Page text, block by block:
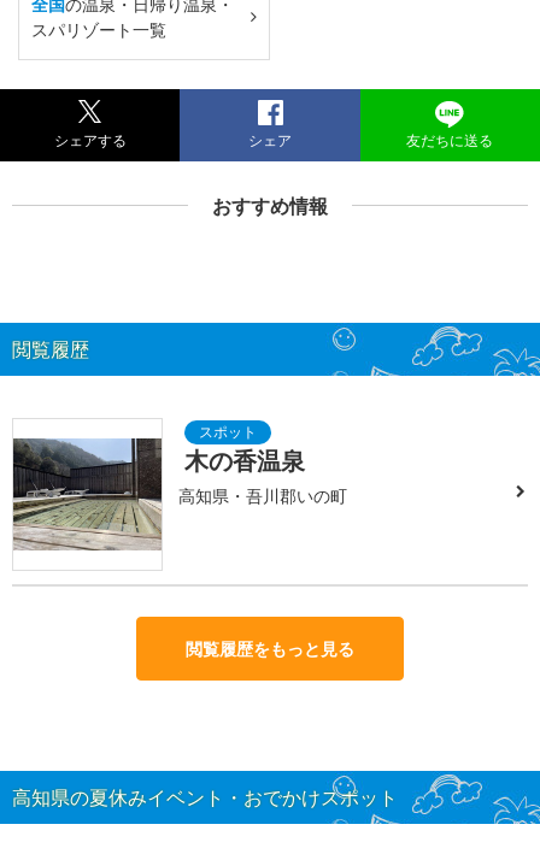
スパリゾート一覧
シェアする シェア 友だちに送る
おすすめ情報
閲覧履歴
木の香温泉
高知県・吾川郡いの町
閲覧履歴をもっと見る
高知県の夏休みイベント・おでかけスポット